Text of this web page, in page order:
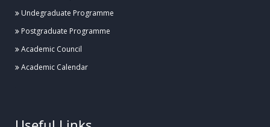
Posted: ২৭ জুলাই, হাবিপ্রবি, দিনাজপুর
হাবিপ্রবিতে ব্যাডমিন্টন কার্নিভাল ১.০ এর উদ্বোধন
Undegraduate Programme
Postgraduate Programme
Academic Council
Academic Calendar